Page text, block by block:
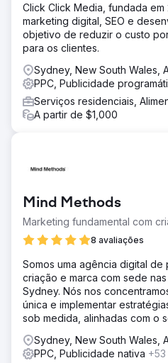
Click Click Media, fundada
marketing digital, SEO e
objetivo de reduzir o custo
para os clientes.
Sydney, New South Wales,
PPC, Publicidade
Serviços residenciais,
A partir de $1,000
Mind Methods
Marketing fundamental com
8 avaliações
Somos uma agência digital de
criação e marca com sede
Sydney. Nós nos
única e implementar
sob medida, alinhadas com o
Sydney, New South Wales,
PPC, Publicidade nativa +53